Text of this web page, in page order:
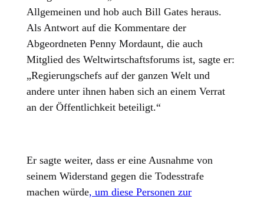
Allgemeinen und hob auch Bill Gates heraus.
Als Antwort auf die Kommentare der
Abgeordneten Penny Mordaunt, die auch
Mitglied des Weltwirtschaftsforums ist, sagte er:
„Regierungschefs auf der ganzen Welt und
andere unter ihnen haben sich an einem Verrat
an der Öffentlichkeit beteiligt.“
Er sagte weiter, dass er eine Ausnahme von
seinem Widerstand gegen die Todesstrafe
machen würde, um diese Personen zur